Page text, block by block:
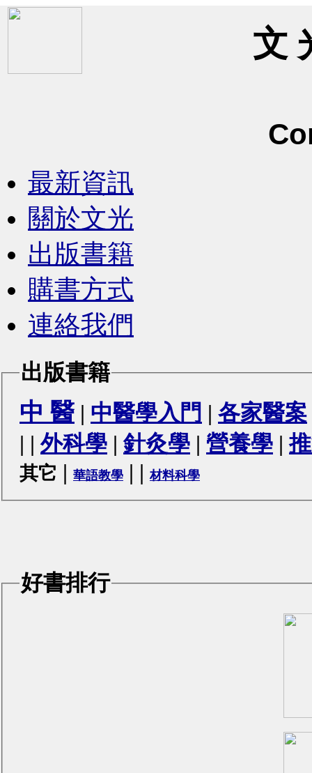
文
最新資訊
關於文光
出版書籍
購書方式
連絡我們
出版書籍
中 醫 | 中醫學入門 | 各家醫案
| |外科學 |針灸學 | 營養學 |
其它 | 華語教學 | |材料科學
好書排行